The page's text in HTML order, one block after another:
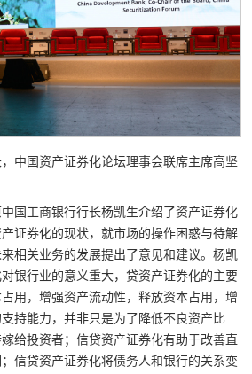
中国资产证券化论坛理事会联席主席高坚
国工商银行行长杨凯生介绍了资产证券化
证券化的现状，就市场的操作困惑与待解
相关业务的发展提出了意见和建议。杨凯
银行业的意义重大，贷资产证券化的主要
用，增强资产流动性，释放资本占用，增
持能力，并非只是为了降低不良资产比
给投资者；信贷资产证券化有助于改善直
信贷资产证券化将债务人和银行的关系变